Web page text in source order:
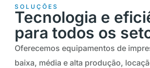
SOLUÇÕES
Tecnologia e
para todos os
Oferecemos equipamentos de
baixa, média e alta produção,